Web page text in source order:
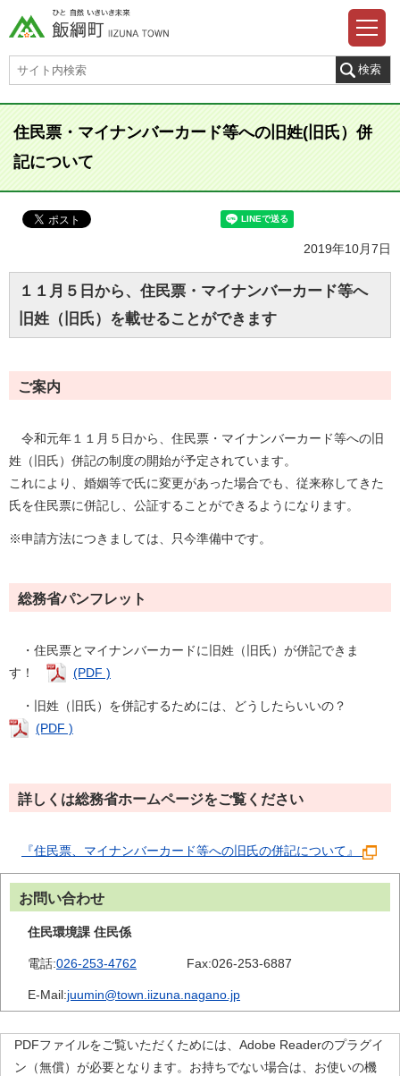
住民票・マイナンバーカード等への旧姓(旧氏）併
記について
2019年10月7日
１１月５日から、住民票・マイナンバーカード等へ
旧姓（旧氏）を載せることができます
ご案内
令和元年１１月５日から、住民票・マイナンバーカード等への旧
姓（旧氏）併記の制度の開始が予定されています。
これにより、婚姻等で氏に変更があった場合でも、従来称してきた
氏を住民票に併記し、公証することができるようになります。
※申請方法につきましては、只今準備中です。
総務省パンフレット
・住民票とマイナンバーカードに旧姓（旧氏）が併記できま
す！
(PDF )
・旧姓（旧氏）を併記するためには、どうしたらいいの？
(PDF )
詳しくは総務省ホームページをご覧ください
『住民票、マイナンバーカード等への旧氏の併記について』
お問い合わせ
住民環境課 住民係
電話:026-253-4762 Fax:026-253-6887
E-Mail:juumin@town.iizuna.nagano.jp
PDFファイルをご覧いただくためには、Adobe Readerのプラグイ
ン（無償）が必要となります。お持ちでない場合は、お使いの機